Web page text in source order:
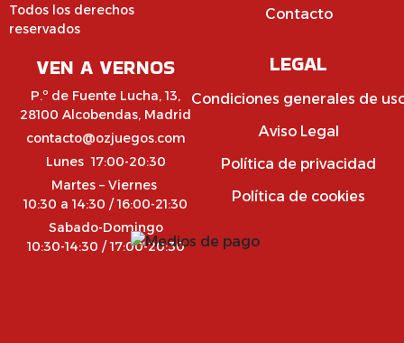
Todos los derechos
reservados
VEN A VERNOS
P.º de Fuente Lucha, 13,
28100 Alcobendas, Madrid
contacto@ozjuegos.com
Lunes 17:00-20:30
Martes – Viernes
10:30 a 14:30 / 16:00-21:30
Sabado-Domingo
10:30-14:30 / 17:00-20:30
Contacto
LEGAL
Condiciones generales de
Aviso Legal
Política de privacidad
Política de cookies